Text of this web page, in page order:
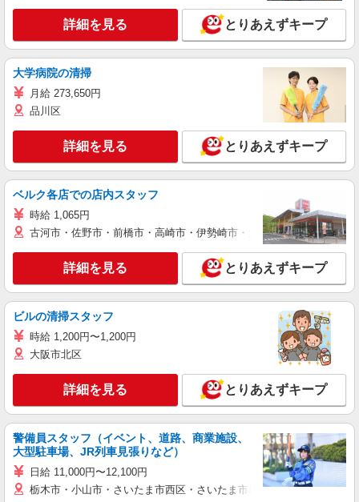
詳細を見る とりあえずキープ
大学病院の清掃
月給 273,650円
品川区
詳細を見る とりあえずキープ
ベルク各店での店内スタッフ
時給 1,065円
古河市・佐野市・前橋市・高崎市・伊勢崎市・太田市・館林市・藤
詳細を見る とりあえずキープ
ビルの清掃スタッフ
時給 1,200円〜1,200円
大阪市北区
詳細を見る とりあえずキープ
警備員スタッフ（イベント、道路、商業施設、
大型駐車場、JR列車見張りなど）
日給 11,000円〜12,100円
栃木市・小山市・さいたま市西区・さいたま市岩槻区・久喜市・蓮田